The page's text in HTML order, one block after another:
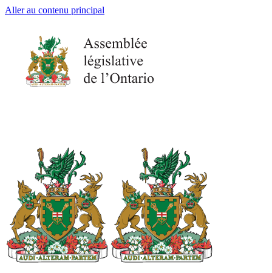
Aller au contenu principal